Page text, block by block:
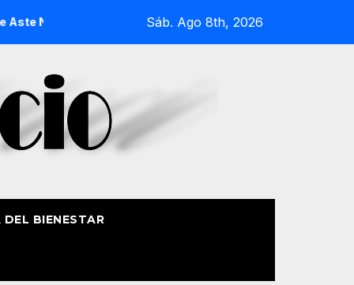
2026 La Procesión Náutica de la Amatxu de
Sáb. Ago 8th, 2026
DEL BIENESTAR